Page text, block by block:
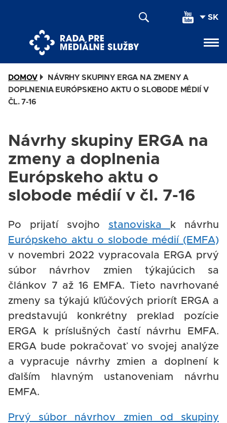
DOMOV
NÁVRHY SKUPINY ERGA NA ZMENY A
DOPLNENIA EURÓPSKEHO AKTU O SLOBODE MÉDIÍ V
ČL. 7-16
Návrhy skupiny ERGA na
zmeny a doplnenia
Európskeho aktu o
slobode médií v čl. 7-16
Po prijatí svojho stanoviska
k návrhu
Európskeho aktu o slobode médií (EMFA)
v novembri 2022 vypracovala ERGA prvý
súbor návrhov zmien týkajúcich sa
článkov 7 až 16 EMFA. Tieto navrhované
zmeny sa týkajú kľúčových priorít ERGA a
predstavujú konkrétny preklad pozície
ERGA k príslušných častí návrhu EMFA.
ERGA bude pokračovať vo svojej analýze
a vypracuje návrhy zmien a doplnení k
ďalším hlavným ustanoveniam návrhu
EMFA.
Prvý súbor návrhov zmien od skupiny